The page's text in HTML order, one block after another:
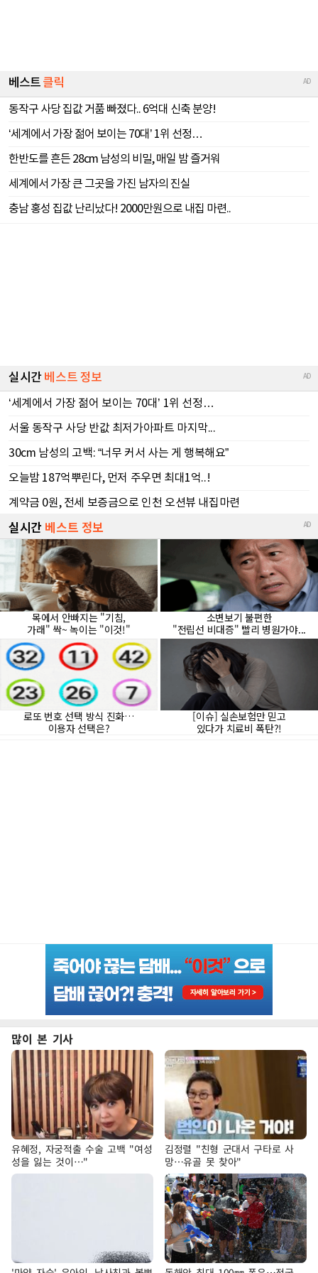
많이 본 기사
유혜정, 자궁적출 수술 고백 "여성
성을 잃는 것이…"
김정렬 "친형 군대서 구타로 사
망…유골 못 찾아"